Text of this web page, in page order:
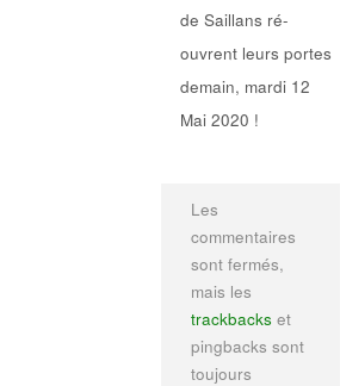
de Saillans ré-
ouvrent leurs portes
demain, mardi 12
Mai 2020 !
Les
commentaires
sont fermés,
mais les
trackbacks et
pingbacks sont
toujours